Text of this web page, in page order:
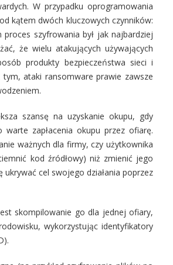
W przypadku oprogramowania
kątem dwóch kluczowych czynników:
szyfrowania był jak najbardziej
że wielu atakujących używających
produkty bezpieczeństwa sieci i
ataki ransomware prawie zawsze
szansę na uzyskanie okupu, gdy
zapłacenia okupu przez ofiarę.
ważnych dla firmy, czy użytkownika
kod źródłowy) niż zmienić jego
cel swojego działania poprzez
skompilowanie go dla jednej ofiary,
wykorzystując identyfikatory